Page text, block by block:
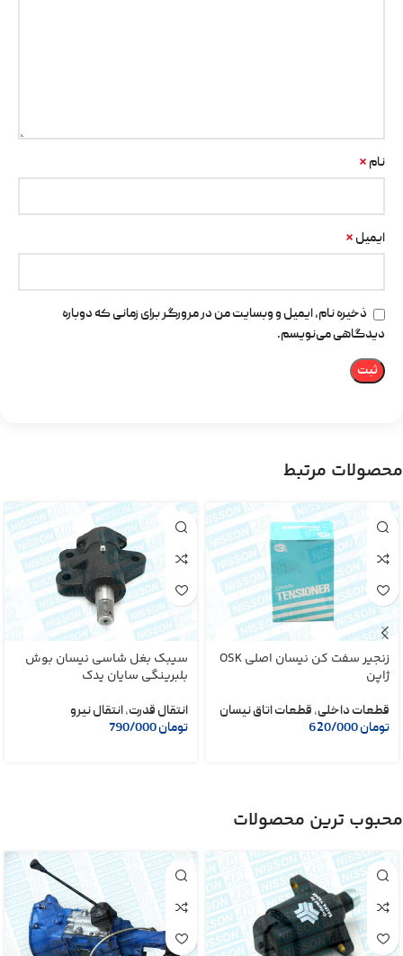
نام *
ایمیل *
ذخیره نام، ایمیل و وبسایت من در مرورگر برای زمانی که دوباره
دیدگاهی می‌نویسم.
محصولات مرتبط
زنجیر سفت کن نیسان اصلی OSK
ژاپن
قطعات داخلی, قطعات اتاق نیسان
تومان
سیبک بغل شاسی نیسان بوش
بلبرینگی سایان یدک
انتقال قدرت,انتقال نیرو
تومان
محبوب ترین محصولات